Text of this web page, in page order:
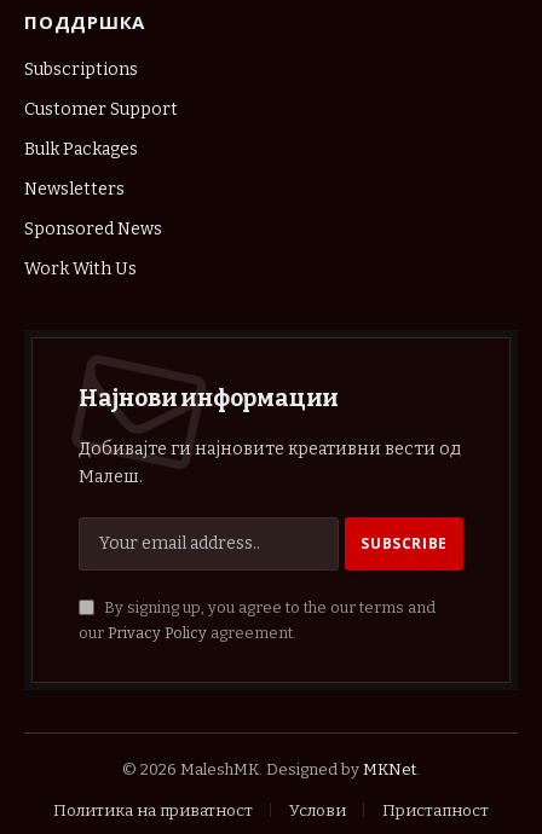
ПОДДРШКА
Subscriptions
Customer Support
Bulk Packages
Newsletters
Sponsored News
Work With Us
Најнови информации
Добивајте ги најновите креативни вести од
Малеш.
By signing up, you agree to the our terms and
our Privacy Policyagreement.
© 2026 MaleshMK. Designed by MKNet
Политика на приватност Услови Пристапност